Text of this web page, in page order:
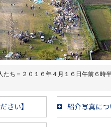
たち＝２０１６年４月１６日午前６時
さい】 紹介写真に